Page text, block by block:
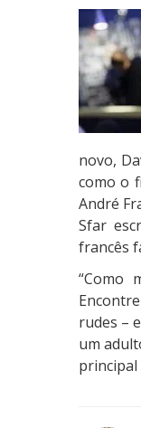
novo,
como o
André
Sfar
francês
“Como
rudes –
um
principal